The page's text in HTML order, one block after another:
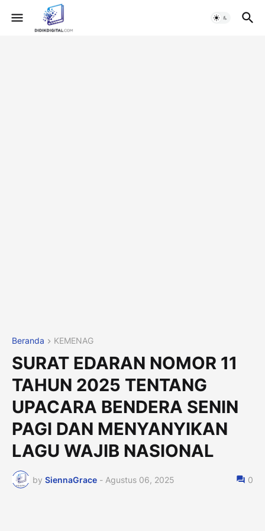
Beranda KEMENAG
SURAT EDARAN NOMOR 11
TAHUN 2025 TENTANG
UPACARA BENDERA SENIN
PAGI DAN MENYANYIKAN
LAGU WAJIB NASIONAL
by SiennaGrace - Agustus 06, 2025 0